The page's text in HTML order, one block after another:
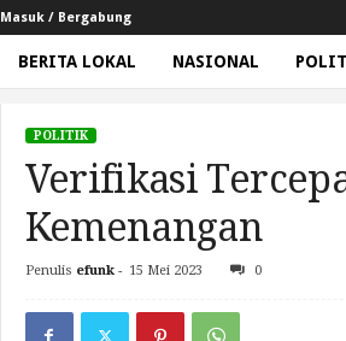
Masuk / Bergabung
BERITA LOKAL NASIONAL
Beranda Politik Verifikasi Tercepat, Hanura
POLITIK
Verifikasi
Kemenangan
Penulis efunk- 15 Mei 2023 0